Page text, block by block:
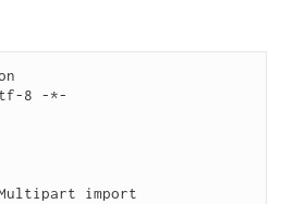
8 -*-
import